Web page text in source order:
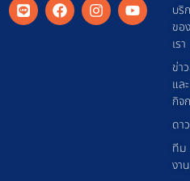
บริ
ของ
เรา
ข่า
และ
กิจ
ดา
ทีม
งาน